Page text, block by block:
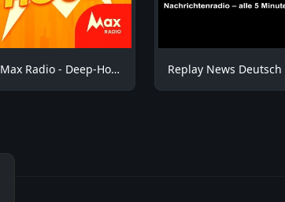
Max Radio - Deep-House Replay News Deutsch